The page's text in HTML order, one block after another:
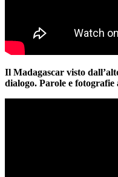
Il Madagascar visto
dialogo. Parole e fotografie